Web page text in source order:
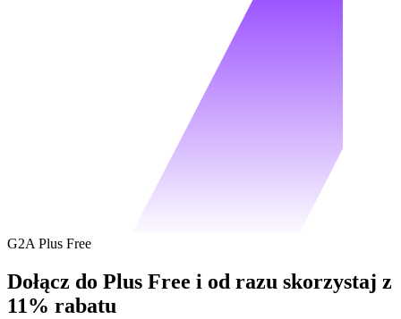
G2A Plus Free
Dołącz do Plus Free i od razu skorzystaj z
11% rabatu